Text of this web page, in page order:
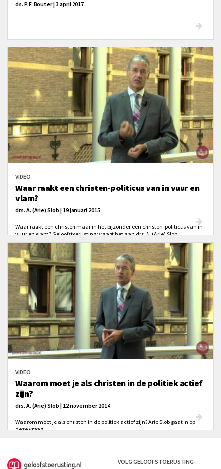
ds. P.F. Bouter | 3 april 2017
VIDEO
Waar raakt een christen-politicus van in vuur en
vlam?
drs. A. (Arie) Slob | 19 januari 2015
Waar raakt een christen maar in het bijzonder een christen-politicus van in
vuur en vlam? Geloofstoerusting vraagt het aan drs. A. (Arie) Slob.
VIDEO
Waarom moet je als christen in de politiek actief
zijn?
drs. A. (Arie) Slob | 12 november 2014
Waarom moet je als christen in de politiek actief zijn? Arie Slob gaat in op
deze vraag.
VOLG GELOOFSTOERUSTING